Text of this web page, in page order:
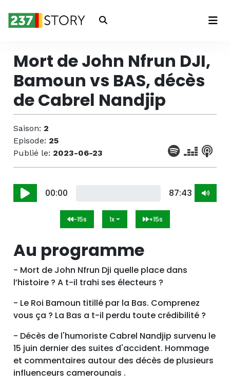
Connexion
Mort de John Nfrun DJI,
Bamoun vs BAS, décès
de Cabrel Nandjip
Saison: 2
Episode: 25
Publié le: 2023-06-23
00:00 87:43
-15s 1x +15s
Au programme
- Mort de John Nfrun Dji quelle place dans
l’histoire ? A t-il trahi ses électeurs ?
- Le Roi Bamoun titillé par la Bas. Comprenez
vous ça ? La Bas a t-il perdu toute crédibilité ?
- Décès de l'humoriste Cabrel Nandjip survenu le
15 juin dernier des suites d'accident. Hommage
et commentaires autour des décès de plusieurs
influenceurs camerounais .